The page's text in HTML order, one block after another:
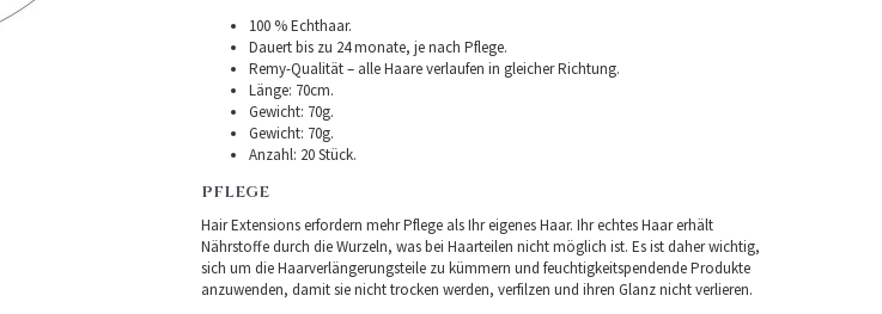
100 % Echthaar.
Dauert bis zu 24 monate, je nach Pflege.
Remy-Qualität – alle Haare verlaufen in gleicher Richtung.
Länge: 70cm.
Gewicht: 70g.
Gewicht: 70g.
Anzahl: 20 Stück.
PFLEGE
Hair Extensions erfordern mehr Pflege als Ihr eigenes Haar. Ihr echtes Haar erhält
Nährstoffe durch die Wurzeln, was bei Haarteilen nicht möglich ist. Es ist daher wichtig,
sich um die Haarverlängerungsteile zu kümmern und feuchtigkeitspendende Produkte
anzuwenden, damit sie nicht trocken werden, verfilzen und ihren Glanz nicht verlieren.